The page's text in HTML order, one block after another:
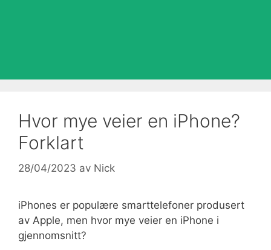
Hvor mye veier en iPhone?
Forklart
28/04/2023 av Nick
iPhones er populære smarttelefoner produsert
av Apple, men hvor mye veier en iPhone i
gjennomsnitt?